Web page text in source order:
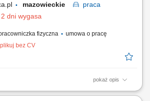
mazowieckie
praca
dni wygasa
fizyczna
umowa o pracę
bez CV
pokaż opis
o masie powyżej 10 ton, wykonywanie prac